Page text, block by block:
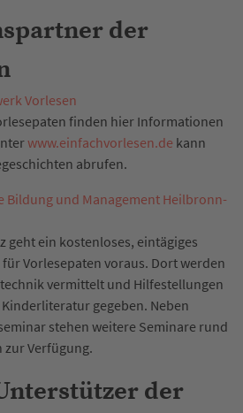
der
Vorlesen
finden hier Informationen
www.einfachvorlesen.de kann
abrufen.
Bildung und Management Heilbronn-
geht ein kostenloses, eintägiges
Vorlesepaten voraus. Dort werden
vermittelt und Hilfestellungen
gegeben. Neben
stehen weitere Seminare rund
zur Verfügung.
der